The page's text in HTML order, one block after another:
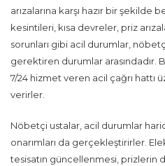
arızalarına karşı hazır bir şekilde
kesintileri, kısa devreler, priz
sorunları gibi acil durumlar,
gerektiren durumlar arasındadır.
7/24 hizmet veren acil çağrı hattı
verirler.
Nöbetçi ustalar, acil durumlar
onarımları da gerçekleştirirler.
tesisatın güncellenmesi, prizlerin